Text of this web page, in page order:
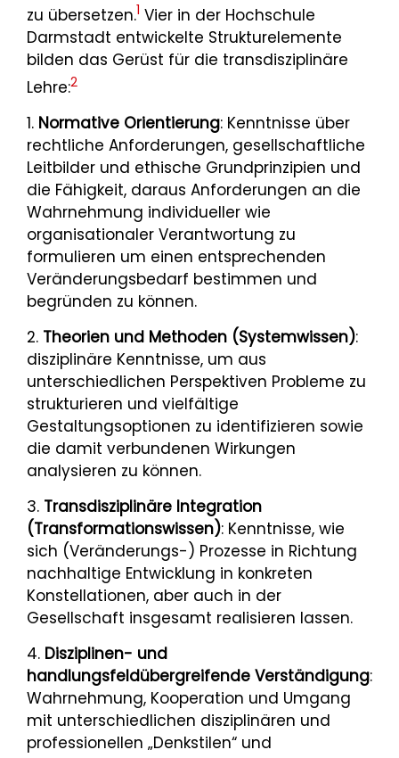
zu übersetzen.1 Vier in der Hochschule
Darmstadt entwickelte Strukturelemente
bilden das Gerüst für die transdisziplinäre
Lehre:2
1. Normative Orientierung: Kenntnisse über
rechtliche Anforderungen, gesellschaftliche
Leitbilder und ethische Grundprinzipien und
die Fähigkeit, daraus Anforderungen an die
Wahrnehmung individueller wie
organisationaler Verantwortung zu
formulieren um einen entsprechenden
Veränderungsbedarf bestimmen und
begründen zu können.
2. Theorien und Methoden (Systemwissen):
disziplinäre Kenntnisse, um aus
unterschiedlichen Perspektiven Probleme zu
strukturieren und vielfältige
Gestaltungsoptionen zu identifizieren sowie
die damit verbundenen Wirkungen
analysieren zu können.
3. Transdisziplinäre Integration
(Transformationswissen): Kenntnisse, wie
sich (Veränderungs-) Prozesse in Richtung
nachhaltige Entwicklung in konkreten
Konstellationen, aber auch in der
Gesellschaft insgesamt realisieren lassen.
4. Disziplinen- und
handlungsfeldübergreifende Verständigung:
Wahrnehmung, Kooperation und Umgang
mit unterschiedlichen disziplinären und
professionellen „Denkstilen“ und